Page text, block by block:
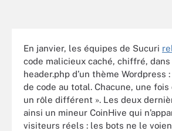
En janvier, les équipes de Sucuri
code malicieux caché, chiffré,
header.php d’un thème Wordpress
de code au total. Chacune, une
un rôle différent ». Les deux
ainsi un mineur CoinHive qui
visiteurs réels : les bots ne le